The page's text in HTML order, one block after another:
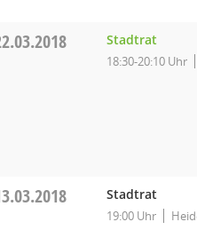
Stadtrat
18:30-20:10 Uhr
Stadtrat
19:00 Uhr